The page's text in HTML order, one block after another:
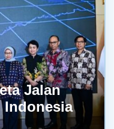
Jalan